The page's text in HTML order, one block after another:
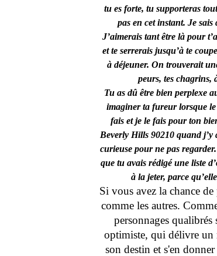
tu es forte, tu supporteras
pas en cet instant. Je
J’aimerais tant être là pour
et te serrerais jusqu’à te
à déjeuner. On trouverait
peurs, tes chagrins,
Tu as dû être bien perplexe
imaginer ta fureur lorsque le
fais et je le fais pour ton
Beverly Hills 90210 quand
curieuse pour ne pas
que tu avais rédigé une liste
à la jeter, parce
Si vous avez la chance
comme les autres.
personnages
optimiste, qui délivre un
son destin et s'en